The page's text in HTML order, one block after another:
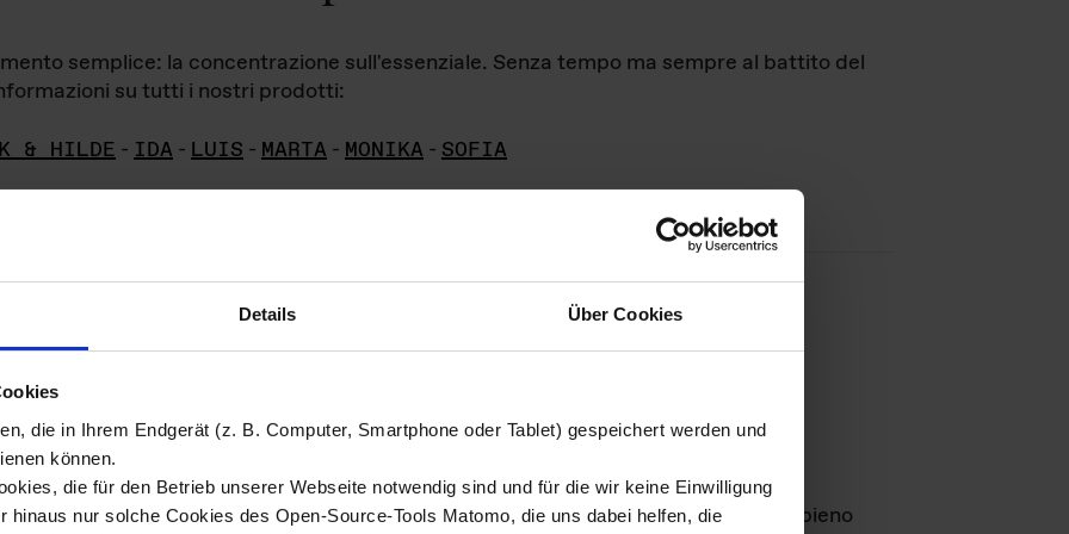
Details Über Cookies
die in Ihrem Endgerät (z. B. Computer, Smartphone oder Tablet) gespeichert werden und
können.
die für den Betrieb unserer Webseite notwendig sind und für die wir keine Einwilligung
hinaus nur solche Cookies des Open-Source-Tools Matomo, die uns dabei helfen, die
semplice: la concentrazione sull'essenziale. Senza tempo ma sempre al battito del
su tutti i nostri prodotti:
& HILDE - IDA - LUIS - MARTA - MONIKA - SOFIA
di immagini
materiale fotografico sono detenuti daDas ganze LebenGmbH e rimangono in pieno